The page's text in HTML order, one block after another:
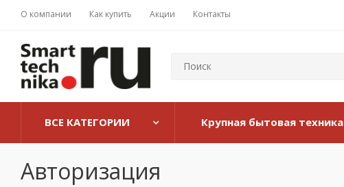
О компании Как купить Акции Контакты
ВСЕ КАТЕГОРИИ Крупная бытовая техника
Авторизация